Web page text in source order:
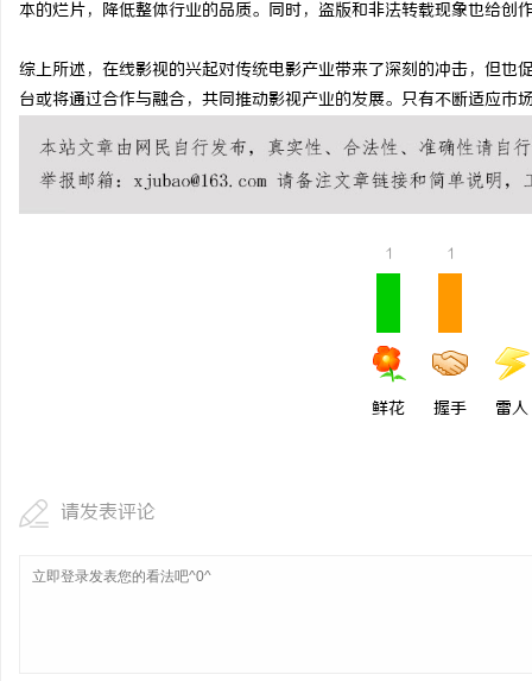
本的烂片，降低整体行业的品质。同时，盗版和非法转载现象也给创
综上所述，在线影视的兴起对传统电影产业带来了深刻的冲击，但
台或将通过合作与融合，共同推动影视产业的发展。只有不断适应
1
鲜花
1
握手 雷人
请发表评论
揭秘！专业充电桩项目